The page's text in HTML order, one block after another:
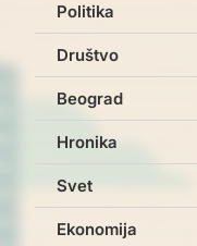
Politika
Društvo
Beograd
Hronika
Svet
Ekonomija